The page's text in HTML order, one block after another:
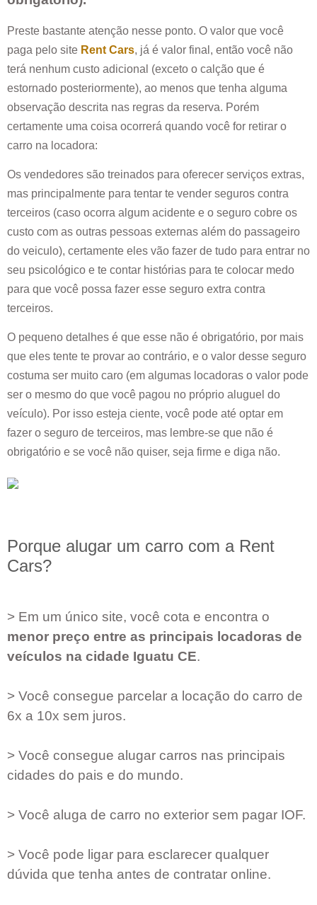
Preste bastante atenção nesse ponto. O valor que você
paga pelo site Rent Cars, já é valor final, então você não
terá nenhum custo adicional (exceto o calção que é
estornado posteriormente), ao menos que tenha alguma
observação descrita nas regras da reserva. Porém
certamente uma coisa ocorrerá quando você for retirar o
carro na locadora:
Os vendedores são treinados para oferecer serviços extras,
mas principalmente para tentar te vender seguros contra
terceiros (caso ocorra algum acidente e o seguro cobre os
custo com as outras pessoas externas além do passageiro
do veiculo), certamente eles vão fazer de tudo para entrar no
seu psicológico e te contar histórias para te colocar medo
para que você possa fazer esse seguro extra contra
terceiros.
O pequeno detalhes é que esse não é obrigatório, por mais
que eles tente te provar ao contrário, e o valor desse seguro
costuma ser muito caro (em algumas locadoras o valor pode
ser o mesmo do que você pagou no próprio aluguel do
veículo). Por isso esteja ciente, você pode até optar em
fazer o seguro de terceiros, mas lembre-se que não é
obrigatório e se você não quiser, seja firme e diga não.
Porque alugar um carro com a Rent
Cars?
> Em um único site, você cota e encontra o
menor preço entre as principais locadoras de
veículos na cidade Iguatu CE.
> Você consegue parcelar a locação do carro de
6x a 10x sem juros.
> Você consegue alugar carros nas principais
cidades do pais e do mundo.
> Você aluga de carro no exterior sem pagar IOF.
> Você pode ligar para esclarecer qualquer
dúvida que tenha antes de contratar online.